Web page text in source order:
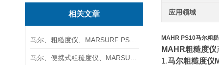
相关文章 应用领域
MAHR PS10马尔粗
MAHR粗糙度仪
1.马尔粗糙度仪